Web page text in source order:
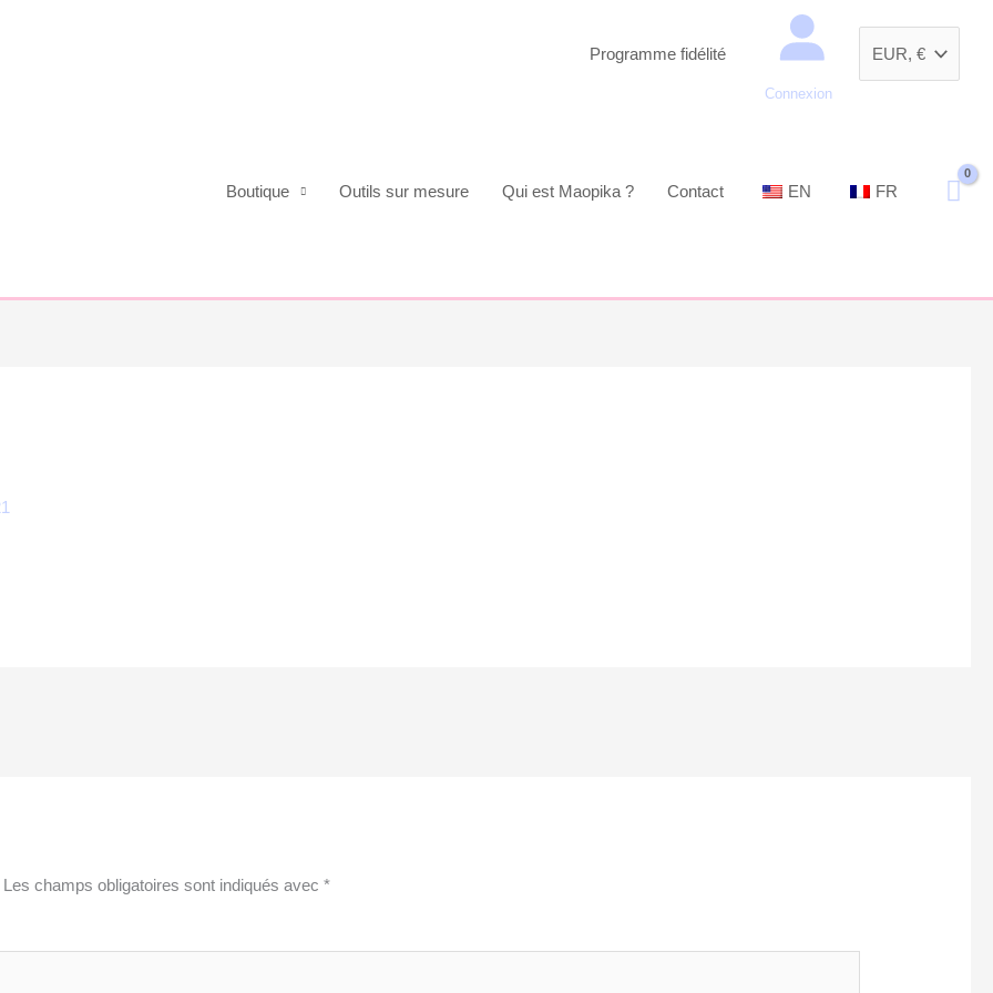
Programme fidélité
Connexion
Boutique Outils sur mesure Qui est Maopika ? Contact EN FR
Les champs obligatoires sont indiqués avec*
Recherche